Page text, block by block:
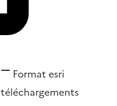
Format esri
téléchargements